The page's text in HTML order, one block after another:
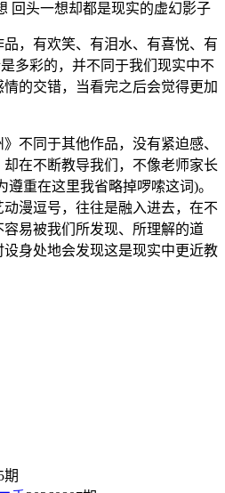
回头一想却都是现实的虚幻影子
品，有欢笑、有泪水、有喜悦、有
多彩的，并不同于我们现实中不
的交错，当看完之后会觉得更加
不同于其他作品，没有紧迫感、
在不断教导我们，不像老师家长
重在这里我省略掉啰嗦这词)。
漫逗号，往往是融入进去，在不
易被我们所发现、所理解的道
身处地会发现这是现实中更近教
期